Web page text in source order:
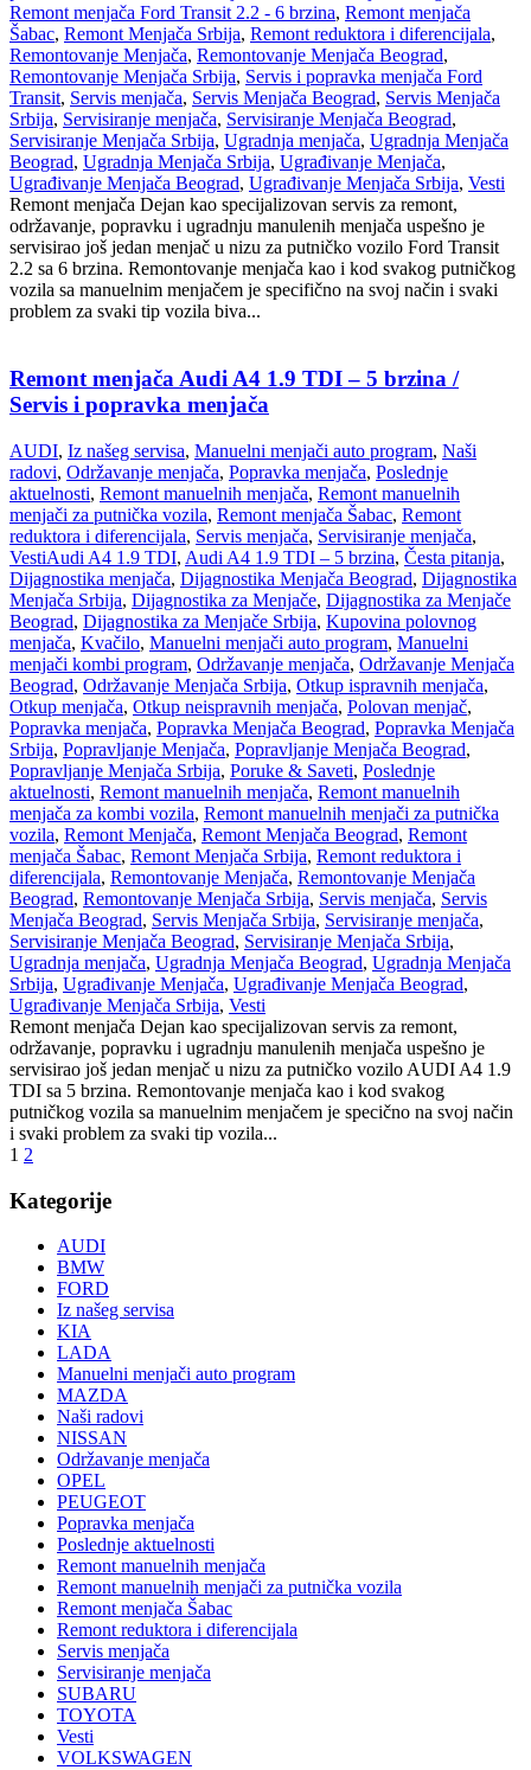
Remont menjača Ford Transit 2.2 - 6 brzina, Remont menjača
Šabac, Remont Menjača Srbija, Remont reduktora i diferencijala,
Remontovanje Menjača, Remontovanje Menjača Beograd,
Remontovanje Menjača Srbija, Servis i popravka menjača Ford
Transit, Servis menjača, Servis Menjača Beograd, Servis Menjača
Srbija, Servisiranje menjača, Servisiranje Menjača Beograd,
Servisiranje Menjača Srbija, Ugradnja menjača, Ugradnja Menjača
Beograd, Ugradnja Menjača Srbija, Ugrađivanje Menjača,
Ugrađivanje Menjača Beograd, Ugrađivanje Menjača Srbija, Vesti
Remont menjača Dejan kao specijalizovan servis za remont,
održavanje, popravku i ugradnju manulenih menjača uspešno je
servisirao još jedan menjač u nizu za putničko vozilo Ford Transit
2.2 sa 6 brzina. Remontovanje menjača kao i kod svakog putničkog
vozila sa manuelnim menjačem je specifično na svoj način i svaki
problem za svaki tip vozila biva...
Remont menjača Audi A4 1.9 TDI – 5 brzina /
Servis i popravka menjača
AUDI, Iz našeg servisa, Manuelni menjači auto program, Naši
radovi, Održavanje menjača, Popravka menjača, Poslednje
aktuelnosti, Remont manuelnih menjača, Remont manuelnih
menjači za putnička vozila, Remont menjača Šabac, Remont
reduktora i diferencijala, Servis menjača, Servisiranje menjača,
VestiAudi A4 1.9 TDI, Audi A4 1.9 TDI – 5 brzina, Česta pitanja,
Dijagnostika menjača, Dijagnostika Menjača Beograd, Dijagnostika
Menjača Srbija, Dijagnostika za Menjače, Dijagnostika za Menjače
Beograd, Dijagnostika za Menjače Srbija, Kupovina polovnog
menjača, Kvačilo, Manuelni menjači auto program, Manuelni
menjači kombi program, Održavanje menjača, Održavanje Menjača
Beograd, Održavanje Menjača Srbija, Otkup ispravnih menjača,
Otkup menjača, Otkup neispravnih menjača, Polovan menjač,
Popravka menjača, Popravka Menjača Beograd, Popravka Menjača
Srbija, Popravljanje Menjača, Popravljanje Menjača Beograd,
Popravljanje Menjača Srbija, Poruke & Saveti, Poslednje
aktuelnosti, Remont manuelnih menjača, Remont manuelnih
menjača za kombi vozila, Remont manuelnih menjači za putnička
vozila, Remont Menjača, Remont Menjača Beograd, Remont
menjača Šabac, Remont Menjača Srbija, Remont reduktora i
diferencijala, Remontovanje Menjača, Remontovanje Menjača
Beograd, Remontovanje Menjača Srbija, Servis menjača, Servis
Menjača Beograd, Servis Menjača Srbija, Servisiranje menjača,
Servisiranje Menjača Beograd, Servisiranje Menjača Srbija,
Ugradnja menjača, Ugradnja Menjača Beograd, Ugradnja Menjača
Srbija, Ugrađivanje Menjača, Ugrađivanje Menjača Beograd,
Ugrađivanje Menjača Srbija, Vesti
Remont menjača Dejan kao specijalizovan servis za remont,
održavanje, popravku i ugradnju manulenih menjača uspešno je
servisirao još jedan menjač u nizu za putničko vozilo AUDI A4 1.9
TDI sa 5 brzina. Remontovanje menjača kao i kod svakog
putničkog vozila sa manuelnim menjačem je specično na svoj način
i svaki problem za svaki tip vozila...
1 2
Kategorije
AUDI
BMW
FORD
Iz našeg servisa
KIA
LADA
Manuelni menjači auto program
MAZDA
Naši radovi
NISSAN
Održavanje menjača
OPEL
PEUGEOT
Popravka menjača
Poslednje aktuelnosti
Remont manuelnih menjača
Remont manuelnih menjači za putnička vozila
Remont menjača Šabac
Remont reduktora i diferencijala
Servis menjača
Servisiranje menjača
SUBARU
TOYOTA
Vesti
VOLKSWAGEN